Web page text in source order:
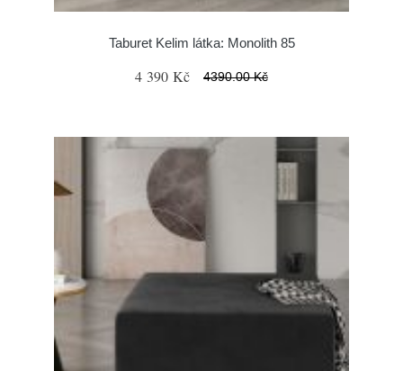
Taburet Kelim látka: Monolith 85
4 390 Kč 4390.00 Kč